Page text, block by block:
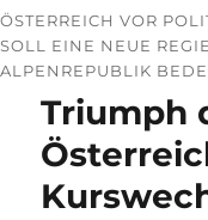
ÖSTERREICH VOR
SOLL EINE NEUE
ALPENREPUBLIK
Triumph